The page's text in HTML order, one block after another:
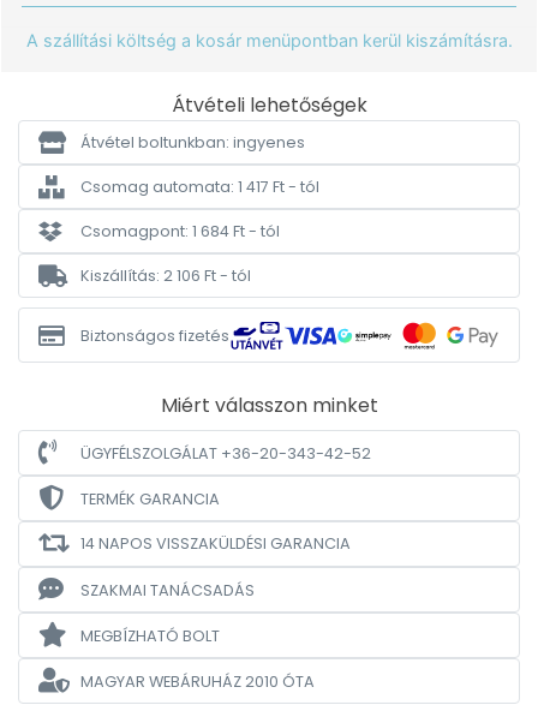
A szállítási költség a kosár menüpontban kerül kiszámításra.
Átvételi lehetőségek
Átvétel boltunkban: ingyenes
Csomag automata: 1 417 Ft - tól
Csomagpont: 1 684 Ft - tól
Kiszállítás: 2 106 Ft - tól
Biztonságos fizetés
Miért válasszon minket
ÜGYFÉLSZOLGÁLAT +36-20-343-42-52
TERMÉK GARANCIA
14 NAPOS VISSZAKÜLDÉSI GARANCIA
SZAKMAI TANÁCSADÁS
MEGBÍZHATÓ BOLT
MAGYAR WEBÁRUHÁZ2010 ÓTA